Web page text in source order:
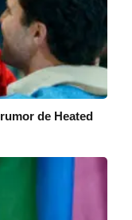
de Heated